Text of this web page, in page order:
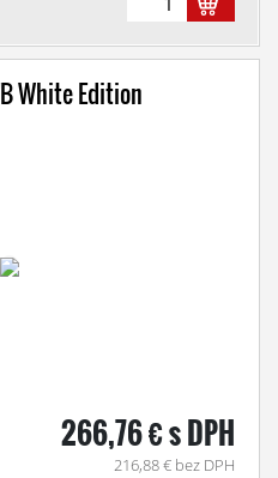
White Edition
266,76 € s DPH
216,88 € bez DPH